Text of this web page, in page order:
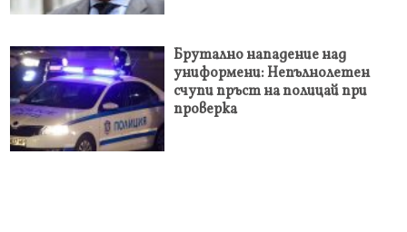
Брутално нападение над
униформени: Непълнолетен
счупи пръст на полицай при
проверка